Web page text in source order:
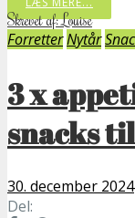
Skrevet af: Louise
ForretterNytår
3 x
snacks
30. december 2024
Del: